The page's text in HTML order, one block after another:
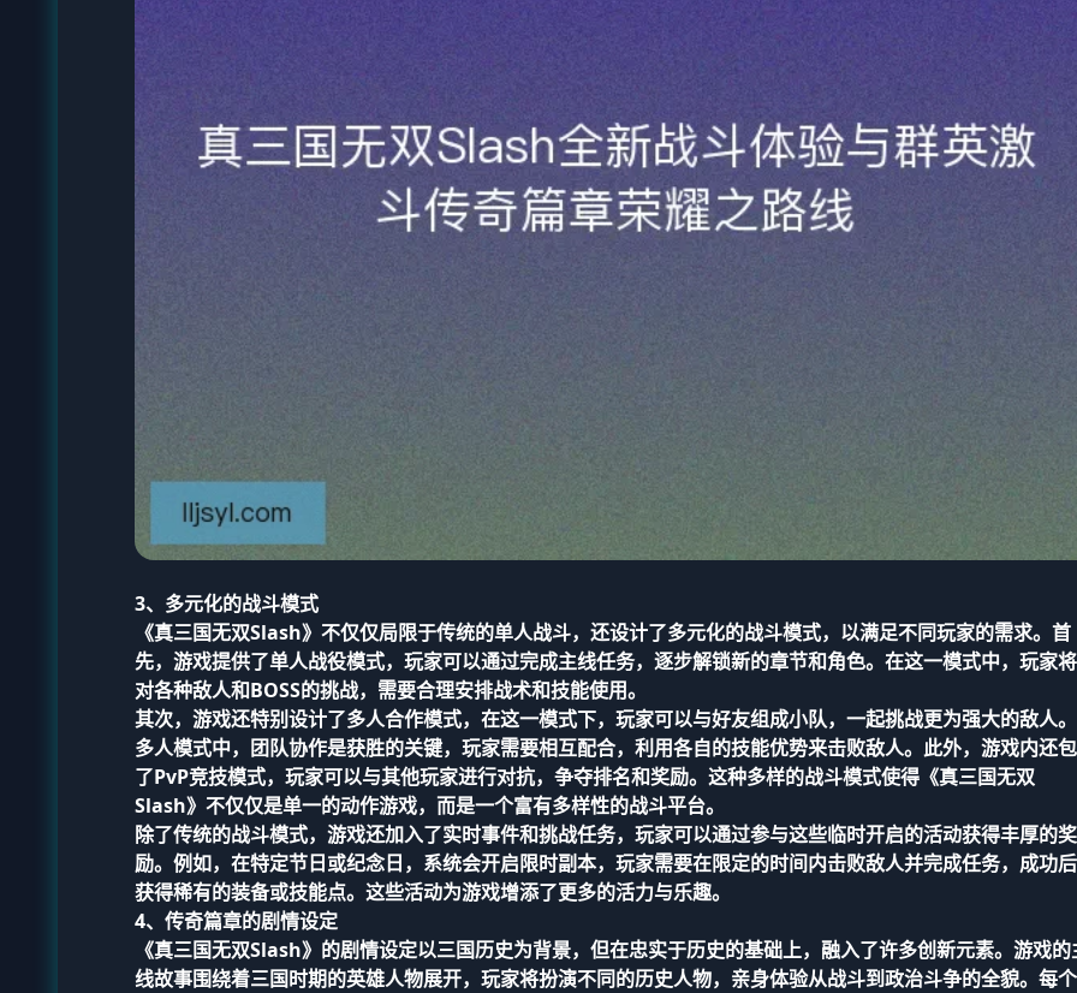
3、多元化的战斗模式
《真三国无双Slash》不仅仅局限于传统的单人战斗，还设计了多元化的战斗模式，以满足不同玩家的需求。首
先，游戏提供了单人战役模式，玩家可以通过完成主线任务，逐步解锁新的章节和角色。在这一模式中，玩家
对各种敌人和BOSS的挑战，需要合理安排战术和技能使用。
其次，游戏还特别设计了多人合作模式，在这一模式下，玩家可以与好友组成小队，一起挑战更为强大的敌人
多人模式中，团队协作是获胜的关键，玩家需要相互配合，利用各自的技能优势来击败敌人。此外，游戏内还
了PvP竞技模式，玩家可以与其他玩家进行对抗，争夺排名和奖励。这种多样的战斗模式使得《真三国无双
Slash》不仅仅是单一的动作游戏，而是一个富有多样性的战斗平台。
除了传统的战斗模式，游戏还加入了实时事件和挑战任务，玩家可以通过参与这些临时开启的活动获得丰厚的奖
励。例如，在特定节日或纪念日，系统会开启限时副本，玩家需要在限定的时间内击败敌人并完成任务，成功
获得稀有的装备或技能点。这些活动为游戏增添了更多的活力与乐趣。
4、传奇篇章的剧情设定
《真三国无双Slash》的剧情设定以三国历史为背景，但在忠实于历史的基础上，融入了许多创新元素。游戏的
线故事围绕着三国时期的英雄人物展开，玩家将扮演不同的历史人物，亲身体验从战斗到政治斗争的全貌。每